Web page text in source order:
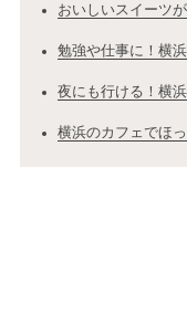
おいしいスイーツ
勉強や仕事に！横
夜にも行ける！横
横浜のカフェでほ